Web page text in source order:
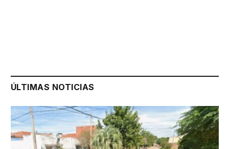
ÚLTIMAS NOTICIAS